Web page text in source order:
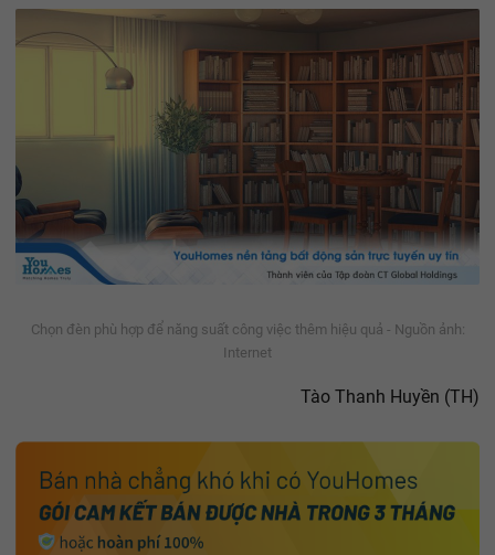
Chọn đèn phù hợp để năng suất công việc thêm hiệu quả - Nguồn ảnh:
Internet
Tào Thanh Huyền (TH)